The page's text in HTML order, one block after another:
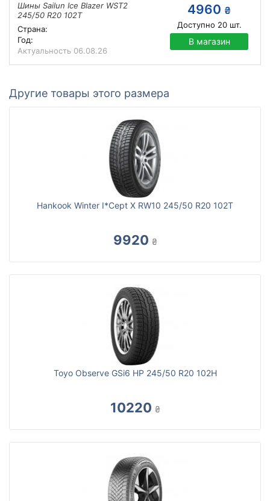
Шины Sailun Ice Blazer WST2
245/50 R20 102T
Страна:
Год:
Актуальность 06.08.26
4960 ₴
Доступно 20шт.
В магазин
Другие товары этого размера
Hankook Winter I*Cept X RW10 245/50 R20 102T
9920 ₴
Toyo Observe GSi6 HP 245/50 R20 102H
10220 ₴